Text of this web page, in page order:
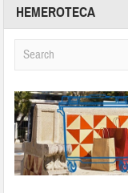
HEMEROTECA